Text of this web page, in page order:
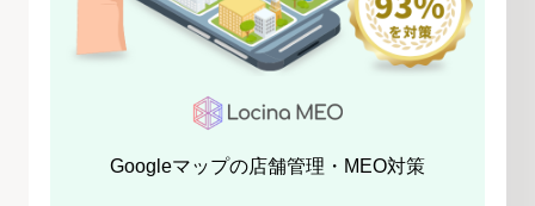
Googleマップの店舗管理・MEO対策